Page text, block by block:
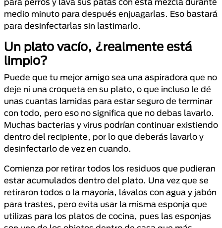
medio minuto para después enjuagarlas. Eso bastará
para desinfectarlas sin lastimarlo.
Un plato vacío, ¿realmente está
limpio?
Puede que tu mejor amigo sea una aspiradora que no
deje ni una croqueta en su plato, o que incluso le dé
unas cuantas lamidas para estar seguro de terminar
con todo, pero eso no significa que no debas lavarlo.
Muchas bacterias y virus podrían continuar existiendo
dentro del recipiente, por lo que deberás lavarlo y
desinfectarlo de vez en cuando.
Comienza por retirar todos los residuos que pudieran
estar acumulados dentro del plato. Una vez que se
retiraron todos o la mayoría, lávalos con agua y jabón
para trastes, pero evita usar la misma esponja que
utilizas para los platos de cocina, pues las esponjas